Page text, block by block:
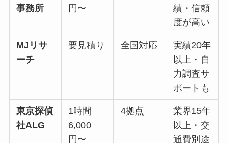
事務所
円〜
績・信頼
度が高い
MJリサ
ーチ
要見積り 全国対応
実績20年
以上・自
力調査サ
ポートも
東京探偵
社ALG
1時間
6,000
円〜
4拠点
業界15年
以上・交
通費別途